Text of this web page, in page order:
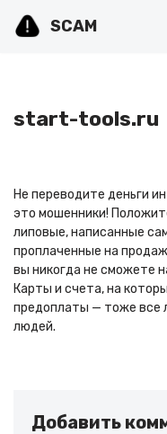
SCAM
start-tools.ru
Не переводите деньги
это мошенники!
липовые, написанные
проплаченные на
вы никогда не сможете
Карты и счета, на
предоплаты — тоже все
людей.
Добавить